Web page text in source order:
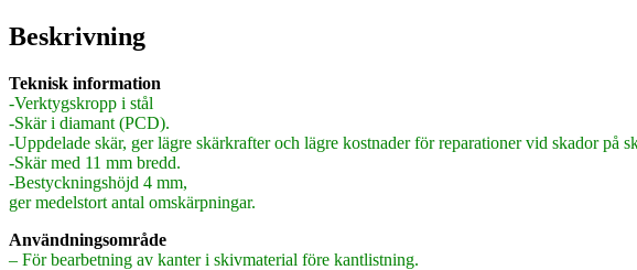
Beskrivning
Teknisk information
-Verktygskropp i stål
-Skär i diamant (PCD).
-Uppdelade skär, ger lägre skärkrafter och lägre kostnader för reparationer vid skador på
-Skär med 11 mm bredd.
-Bestyckningshöjd 4 mm,
ger medelstort antal omskärpningar.
Användningsområde
– För bearbetning av kanter i skivmaterial före kantlistning.